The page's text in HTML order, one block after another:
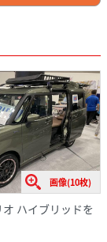
画像(10枚)
ハイブリッドを